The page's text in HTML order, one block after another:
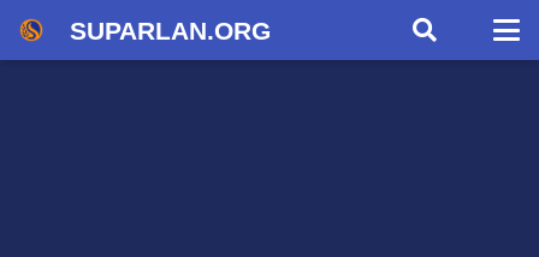
SUPARLAN.ORG